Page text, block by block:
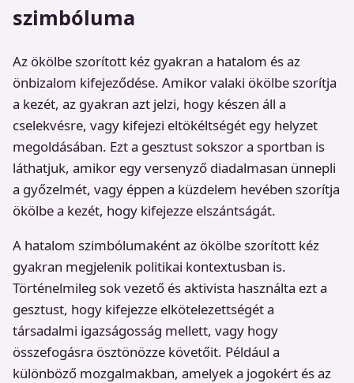
szimbóluma
Az ökölbe szorított kéz gyakran a hatalom és az
önbizalom kifejeződése. Amikor valaki ökölbe szorítja
a kezét, az gyakran azt jelzi, hogy készen áll a
cselekvésre, vagy kifejezi eltökéltségét egy helyzet
megoldásában. Ezt a gesztust sokszor a sportban is
láthatjuk, amikor egy versenyző diadalmasan ünnepli
a győzelmét, vagy éppen a küzdelem hevében szorítja
ökölbe a kezét, hogy kifejezze elszántságát.
A hatalom szimbólumaként az ökölbe szorított kéz
gyakran megjelenik politikai kontextusban is.
Történelmileg sok vezető és aktivista használta ezt a
gesztust, hogy kifejezze elkötelezettségét a
társadalmi igazságosság mellett, vagy hogy
összefogásra ösztönözze követőit. Például a
különböző mozgalmakban, amelyek a jogokért és az